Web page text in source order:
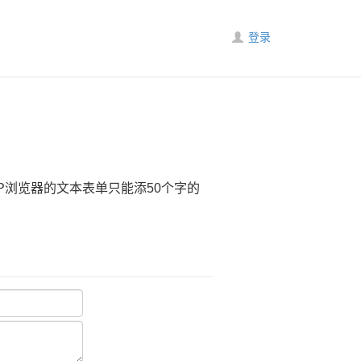
登录
览器的文本表单只能添50个字的